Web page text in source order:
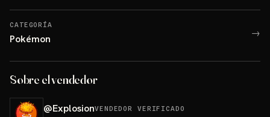
CATEGORÍA
Pokémon →
Sobre el vendedor
@ExplosionVENDEDOR VERIFICADO